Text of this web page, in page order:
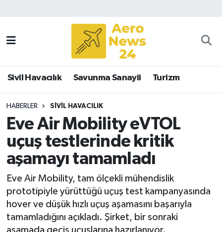
Sivil Havacılık Savunma Sanayii Turizm
HABERLER SIVIL HAVACILIK
Eve Air Mobility eVTOL
uçuş testlerinde kritik
aşamayı tamamladı
Eve Air Mobility, tam ölçekli mühendislik
prototipiyle yürüttüğü uçuş test kampanyasında
hover ve düşük hızlı uçuş aşamasını başarıyla
tamamladığını açıkladı. Şirket, bir sonraki
aşamada geçiş uçuşlarına hazırlanıyor.